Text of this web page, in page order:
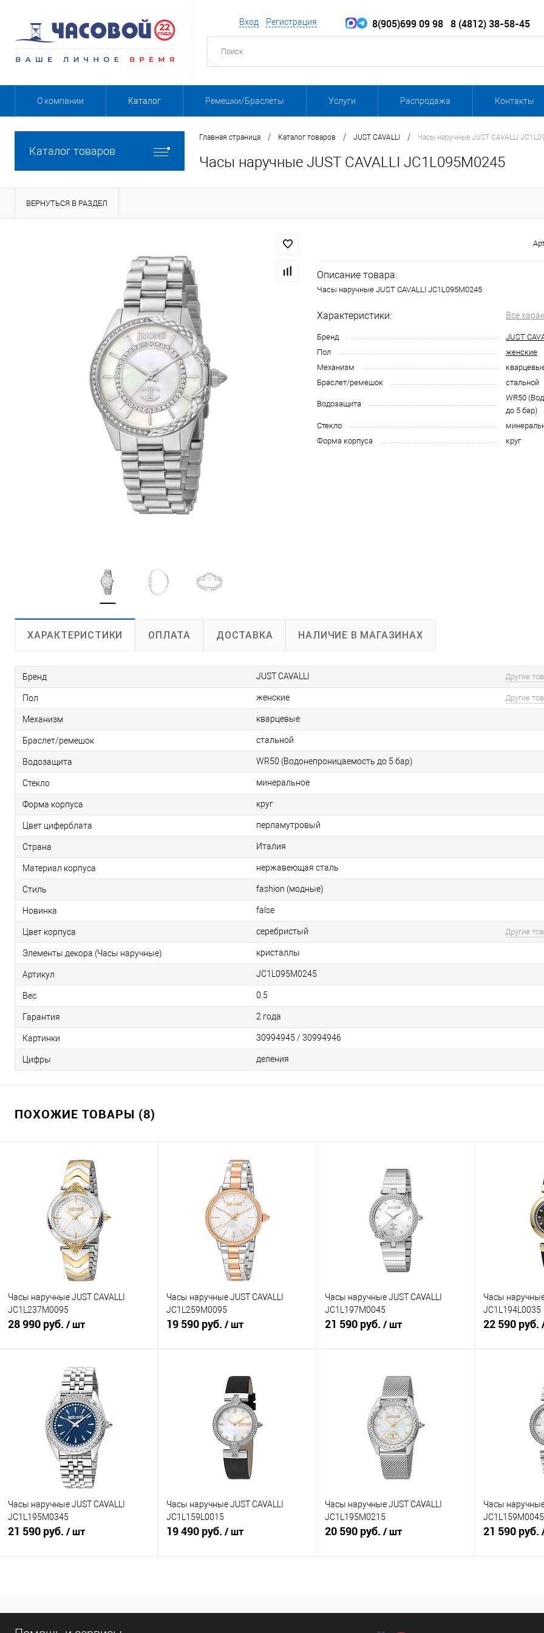
Вход Регистрация 8(905)699 09 98 8 (4812) 38-58-45
О компании Каталог Ремешки/Браслеты Услуги Распродажа Контакты
Каталог товаров
Главная страница / Каталог товаров / JUST CAVALLI / Часы наручные JUST CAVALLI
Часы наручные JUST CAVALLI JC1L095M0245
ВЕРНУТЬСЯ В РАЗДЕЛ
Описание товара:
Часы наручные JUST CAVALLI JC1L095M0245
Характеристики: Все
Бренд
JUST
Пол
женские
Механизм
Браслет/ремешок
стальной
Водозащита
WR50
до 5 бар)
Стекло
Форма корпуса
круг
ХАРАКТЕРИСТИКИ ОПЛАТА ДОСТАВКА НАЛИЧИЕ В МАГАЗИНАХ
Бренд JUST CAVALLI Другие
Пол женские Другие
Механизм кварцевые
Браслет/ремешок стальной
Водозащита WR50 (Водонепроницаемость до 5 бар)
Стекло минеральное
Форма корпуса круг
Цвет циферблата перламутровый
Страна Италия
Материал корпуса нержавеющая сталь
Стиль fashion (модные)
Новинка false
Цвет корпуса серебристый Другие
Элементы декора (Часы наручные) кристаллы
Артикул JC1L095M0245
Вес 0.5
Гарантия 2 года
Картинки 30994945 / 30994946
Цифры деления
ПОХОЖИЕ ТОВАРЫ (8)
Часы наручные JUST CAVALLI
JC1L237M0095
28 990 руб. / шт
В корзину
Купить в 1 клик
К сравнению
В избранное
В наличии
Часы наручные JUST CAVALLI
JC1L259M0095
19 590 руб. / шт
В корзину
Купить в 1 клик
В избранное
В наличии
Часы наручные JUST CAVALLI
JC1L197M0045
21 590 руб. / шт
В корзину
Купить в 1 клик
В избранное
В наличии
Часы
JC1L194L0035
22 590 руб.
Купить в 1
В избранное
Часы наручные JUST CAVALLI
JC1L195M0345
21 590 руб. / шт
Купить в 1 клик
К сравнению
Часы наручные JUST CAVALLI
JC1L159L0015
19 490 руб. / шт
Купить в 1 клик
К сравнению
Часы наручные JUST CAVALLI
JC1L195M0215
20 590 руб. / шт
Купить в 1 клик
К сравнению
Часы
JC1L159M0045
21 590 руб.
Купить в 1